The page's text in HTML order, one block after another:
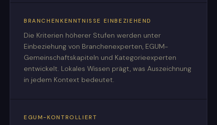
BRANCHENKENNTNISSE EINBEZIEHEND
Die Kriterien höherer Stufen werden unter
Einbeziehung von Branchenexperten, EGUM-
Gemeinschaftskapiteln und Kategorieexperten
entwickelt. Lokales Wissen prägt, was Auszeichnung
in jedem Kontext bedeutet.
EGUM-KONTROLLIERT